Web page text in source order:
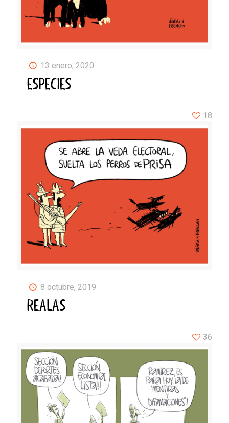
13 enero, 2020
ESPECIES
8 octubre, 2019
REALAS
18
36